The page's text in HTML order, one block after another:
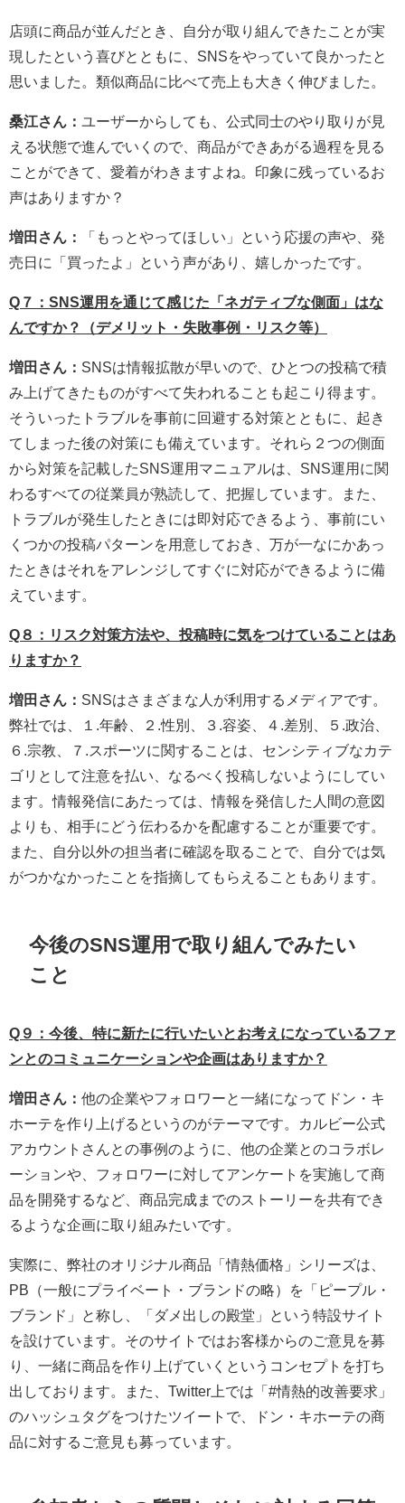
店頭に商品が並んだとき、自分が取り組んできたことが実
現したという喜びとともに、SNSをやっていて良かったと
思いました。類似商品に比べて売上も大きく伸びました。
桑江さん： ユーザーからしても、公式同士のやり取りが見
える状態で進んでいくので、商品ができあがる過程を見る
ことができて、愛着がわきますよね。印象に残っているお
声はありますか？
増田さん：
「もっとやってほしい」という応援の声や、発
売日に「買ったよ」という声があり、嬉しかったです。
Q７：SNS運用を通じて感じた「ネガティブな側面」はな
んですか？（デメリット・失敗事例・リスク等）
増田さん： SNSは情報拡散が早いので、ひとつの投稿で積
み上げてきたものがすべて失われることも起こり得ます。
そういったトラブルを事前に回避する対策とともに、起き
てしまった後の対策にも備えています。それら２つの側面
から対策を記載したSNS運用マニュアルは、SNS運用に関
わるすべての従業員が熟読して、把握しています。また、
トラブルが発生したときには即対応できるよう、事前にい
くつかの投稿パターンを用意しておき、万が一なにかあっ
たときはそれをアレンジしてすぐに対応ができるように備
えています。
Q８：リスク対策方法や、投稿時に気をつけていることはあ
りますか？
増田さん： SNSはさまざまな人が利用するメディアです。
弊社では、１.年齢、２.性別、３.容姿、４.差別、５.政治、
６.宗教、７.スポーツに関することは、センシティブなカテ
ゴリとして注意を払い、なるべく投稿しないようにしてい
ます。情報発信にあたっては、情報を発信した人間の意図
よりも、相手にどう伝わるかを配慮することが重要です。
また、自分以外の担当者に確認を取ることで、自分では気
がつかなかったことを指摘してもらえることもあります。
今後のSNS運用で取り組んでみたい
こと
Q９：今後、特に新たに行いたいとお考えになっているファ
ンとのコミュニケーションや企画はありますか？
増田さん： 他の企業やフォロワーと一緒になってドン・キ
ホーテを作り上げるというのがテーマです。カルビー公式
アカウントさんとの事例のように、他の企業とのコラボレ
ーションや、フォロワーに対してアンケートを実施して商
品を開発するなど、商品完成までのストーリーを共有でき
るような企画に取り組みたいです。
実際に、弊社のオリジナル商品「情熱価格」シリーズは、
PB（一般にプライベート・ブランドの略）を「ピープル・
ブランド」と称し、「ダメ出しの殿堂」という特設サイト
を設けています。そのサイトではお客様からのご意見を募
り、一緒に商品を作り上げていくというコンセプトを打ち
出しております。また、Twitter上では「#情熱的改善要求」
のハッシュタグをつけたツイートで、ドン・キホーテの商
品に対するご意見も募っています。